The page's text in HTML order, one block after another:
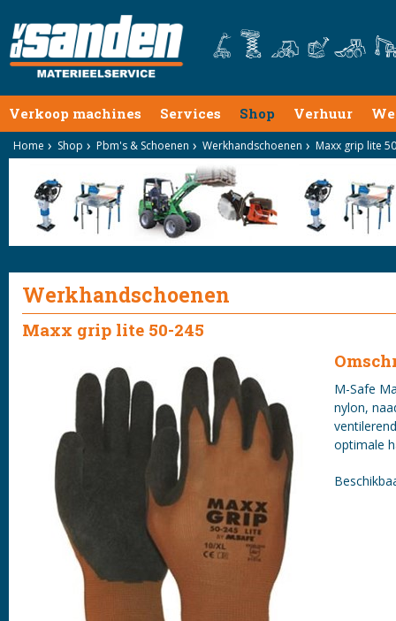
Verkoop machines Services Shop Verhuur
Home Shop Pbm's & Schoenen Werkhandschoenen Maxx grip lite
Werkhandschoenen
Maxx grip lite 50-245
M-Safe
nylon,
optimale